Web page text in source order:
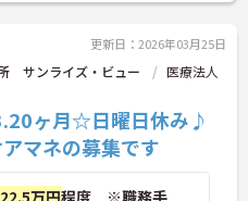
更新日：2026年03月25日
サンライズ・ビュー
医療法人
ヶ月☆日曜日休み♪
マネの募集です